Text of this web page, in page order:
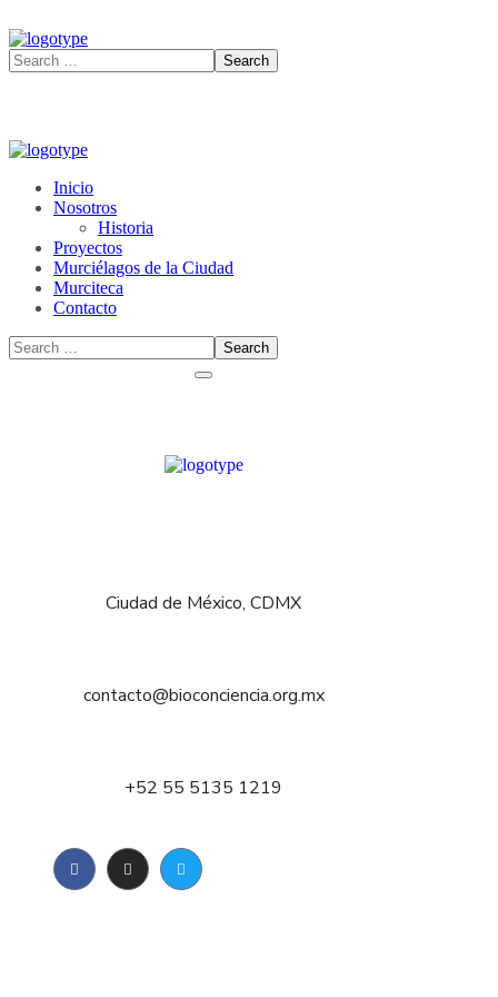
Inicio
Nosotros
Historia
Proyectos
Murciélagos de la Ciudad
Murciteca
Contacto
Ciudad de México, CDMX
contacto@bioconciencia.org.mx
+52 55 5135 1219